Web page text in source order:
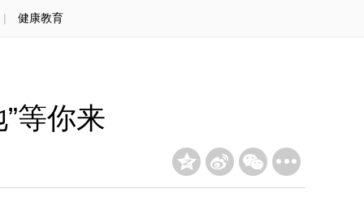
| 健康教育
等你来